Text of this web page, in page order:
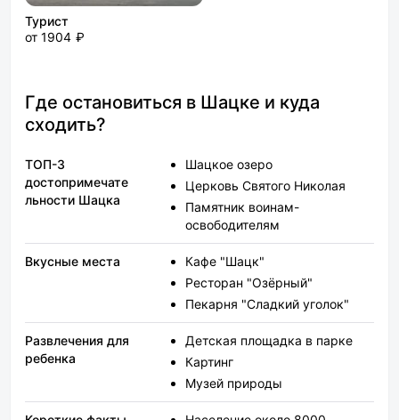
Турист
от 1904 ₽
Где остановиться в Шацке и куда
сходить?
ТОП-3
достопримечате
льности Шацка
Шацкое озеро
Церковь Святого Николая
Памятник воинам-
освободителям
Вкусные места
Кафе "Шацк"
Ресторан "Озёрный"
Пекарня "Сладкий уголок"
Развлечения для
ребенка
Детская площадка в парке
Картинг
Музей природы